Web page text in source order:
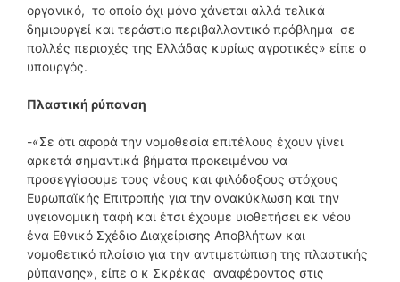
οργανικό, το οποίο όχι μόνο χάνεται αλλά τελικά
δημιουργεί και τεράστιο περιβαλλοντικό πρόβλημα σε
πολλές περιοχές της Ελλάδας κυρίως αγροτικές» είπε ο
υπουργός.
Πλαστική ρύπανση
-«Σε ότι αφορά την νομοθεσία επιτέλους έχουν γίνει
αρκετά σημαντικά βήματα προκειμένου να
προσεγγίσουμε τους νέους και φιλόδοξους στόχους
Ευρωπαϊκής Επιτροπής για την ανακύκλωση και την
υγειονομική ταφή και έτσι έχουμε υιοθετήσει εκ νέου
ένα Εθνικό Σχέδιο Διαχείρισης Αποβλήτων και
νομοθετικό πλαίσιο για την αντιμετώπιση της πλαστικής
ρύπανσης», είπε ο κ Σκρέκας αναφέροντας στις